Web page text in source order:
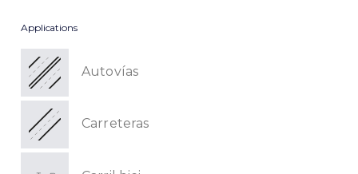
Applications
Autovías
Carreteras